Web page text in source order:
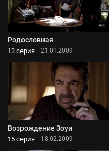
Родословная
13 серия 21.01.2009
Возрождение Зоуи
15 серия 18.02.2009